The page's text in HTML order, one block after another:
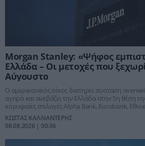
Morgan Stanley: «Ψήφος
Ελλάδα – Οι μετοχές που
Αύγουστο
Ο αμερικανικός οίκος διατηρεί σύσταση
αγορά και ανεβάζει την Ελλάδα στην 5η θέση
κορυφαίες επιλογές Alpha Bank, Eurobank,
ΚΩΣΤΑΣ ΚΑΛΛΙΑΝΤΕΡΗΣ
08.08.2026 | 00:36